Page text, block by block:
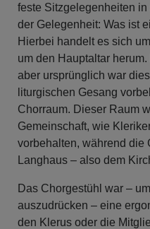
feste Sitzgelegenheiten
der Gelegenheit: Was ist
Hierbei handelt es sich
um den Hauptaltar
aber ursprünglich war
liturgischen Gesang
Chorraum. Dieser Raum
Gemeinschaft, wie
vorbehalten, während die
Langhaus – also dem
Das Chorgestühl war –
auszudrücken – eine
den Klerus oder die